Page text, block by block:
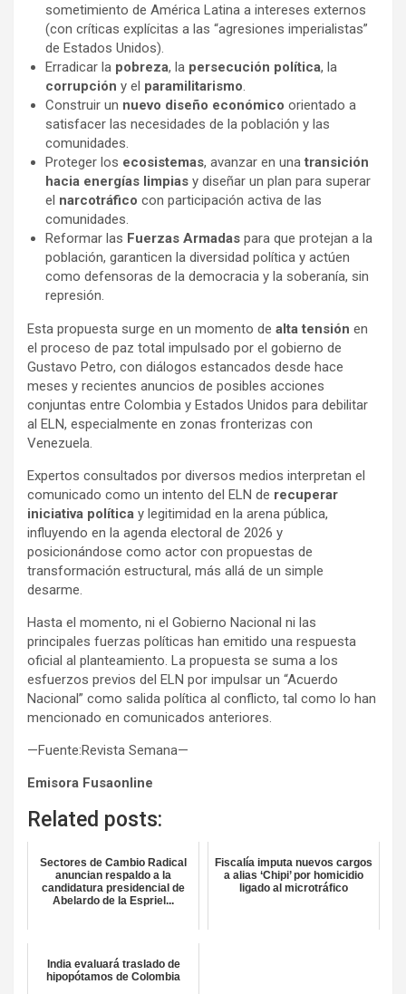
sometimiento de América Latina a intereses externos
(con críticas explícitas a las “agresiones imperialistas”
de Estados Unidos).
Erradicar la pobreza, la persecución política, la
corrupción y el paramilitarismo.
Construir un nuevo diseño económico orientado a
satisfacer las necesidades de la población y las
comunidades.
Proteger los ecosistemas, avanzar en unatransición
hacia energías limpias y diseñar un plan para superar
el narcotráfico con participación activa de las
comunidades.
Reformar las Fuerzas Armadas para que protejan a la
población, garanticen la diversidad política y actúen
como defensoras de la democracia y la soberanía, sin
represión.
Esta propuesta surge en un momento de alta tensión en
el proceso de paz total impulsado por el gobierno de
Gustavo Petro, con diálogos estancados desde hace
meses y recientes anuncios de posibles acciones
conjuntas entre Colombia y Estados Unidos para debilitar
al ELN, especialmente en zonas fronterizas con
Venezuela.
Expertos consultados por diversos medios interpretan el
comunicado como un intento del ELN de recuperar
iniciativa política y legitimidad en la arena pública,
influyendo en la agenda electoral de 2026 y
posicionándose como actor con propuestas de
transformación estructural, más allá de un simple
desarme.
Hasta el momento, ni el Gobierno Nacional ni las
principales fuerzas políticas han emitido una respuesta
oficial al planteamiento. La propuesta se suma a los
esfuerzos previos del ELN por impulsar un “Acuerdo
Nacional” como salida política al conflicto, tal como lo han
mencionado en comunicados anteriores.
—Fuente:Revista Semana—
Emisora Fusaonline
Related posts:
Sectores de Cambio Radical
anuncian respaldo a la
candidatura presidencial de
Abelardo de la Espriel...
Fiscalía imputa nuevos cargos
a alias ‘Chipi’ por homicidio
ligado al microtráfico
India evaluará traslado de
hipopótamos de Colombia